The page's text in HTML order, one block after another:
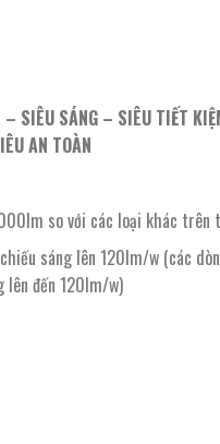
– SIÊU SÁNG – SIÊU TIẾT
AN TOÀN
so với các loại khác trên
sáng lên 120lm/w (các
lên đến 120lm/w)